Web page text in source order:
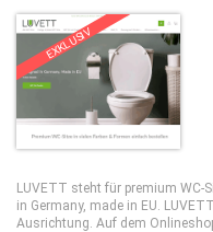
EXKLUSIV
LUVETT steht für premium WC-
in Germany, made in EU.
Ausrichtung. Auf dem